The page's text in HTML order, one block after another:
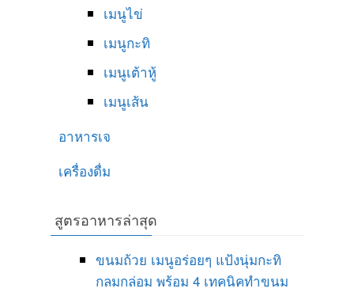
เมนูไข่
เมนูกะทิ
เมนูเต้าหู้
เมนูเส้น
อาหารเจ
เครื่องดื่ม
สูตรอาหารล่าสุด
ขนมถ้วย เมนูอร่อยๆ แป้งนุ่มกะทิ
กลมกล่อม พร้อม 4 เทคนิคทำขนม